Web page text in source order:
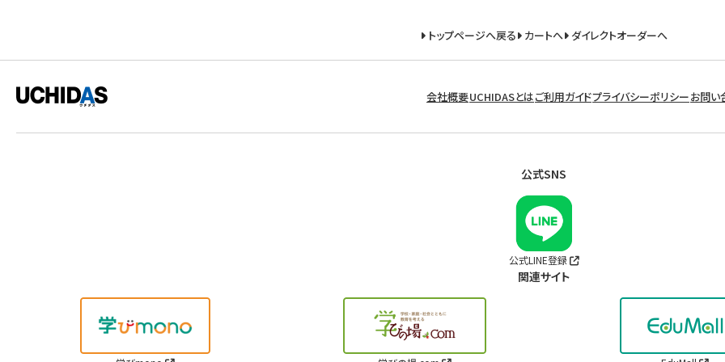
トップページへ戻る カートへ ダイレクトオーダーへ
会社概要UCHIDASとはご利用ガイドプライバシーポリシーお問い
公式SNS
公式LINE登録
関連サイト